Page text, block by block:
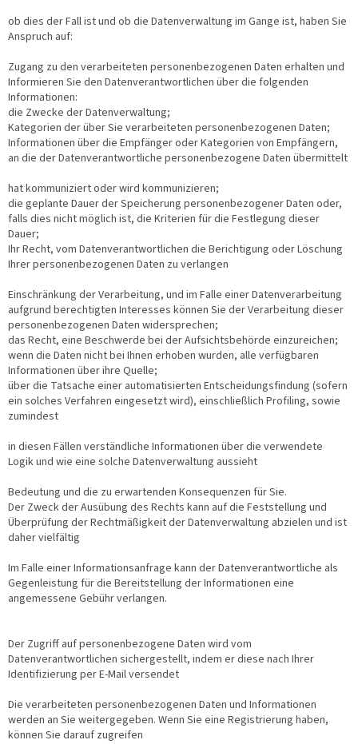
ob dies der Fall ist und ob die Datenverwaltung im Gange ist, haben Sie
Anspruch auf:
Zugang zu den verarbeiteten personenbezogenen Daten erhalten und
Informieren Sie den Datenverantwortlichen über die folgenden
Informationen:
die Zwecke der Datenverwaltung;
Kategorien der über Sie verarbeiteten personenbezogenen Daten;
Informationen über die Empfänger oder Kategorien von Empfängern,
an die der Datenverantwortliche personenbezogene Daten übermittelt
hat kommuniziert oder wird kommunizieren;
die geplante Dauer der Speicherung personenbezogener Daten oder,
falls dies nicht möglich ist, die Kriterien für die Festlegung dieser
Dauer;
Ihr Recht, vom Datenverantwortlichen die Berichtigung oder Löschung
Ihrer personenbezogenen Daten zu verlangen
Einschränkung der Verarbeitung, und im Falle einer Datenverarbeitung
aufgrund berechtigten Interesses können Sie der Verarbeitung dieser
personenbezogenen Daten widersprechen;
das Recht, eine Beschwerde bei der Aufsichtsbehörde einzureichen;
wenn die Daten nicht bei Ihnen erhoben wurden, alle verfügbaren
Informationen über ihre Quelle;
über die Tatsache einer automatisierten Entscheidungsfindung (sofern
ein solches Verfahren eingesetzt wird), einschließlich Profiling, sowie
zumindest
in diesen Fällen verständliche Informationen über die verwendete
Logik und wie eine solche Datenverwaltung aussieht
Bedeutung und die zu erwartenden Konsequenzen für Sie.
Der Zweck der Ausübung des Rechts kann auf die Feststellung und
Überprüfung der Rechtmäßigkeit der Datenverwaltung abzielen und ist
daher vielfältig
Im Falle einer Informationsanfrage kann der Datenverantwortliche als
Gegenleistung für die Bereitstellung der Informationen eine
angemessene Gebühr verlangen.
Der Zugriff auf personenbezogene Daten wird vom
Datenverantwortlichen sichergestellt, indem er diese nach Ihrer
Identifizierung per E-Mail versendet
Die verarbeiteten personenbezogenen Daten und Informationen
werden an Sie weitergegeben. Wenn Sie eine Registrierung haben,
können Sie darauf zugreifen